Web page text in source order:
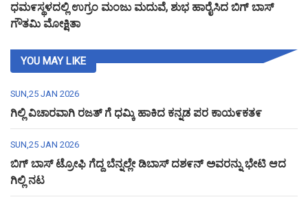
ಧಮ೯ಸ್ಥಳದಲ್ಲಿ ಉಗ್ರಂ ಮಂಜು ಮದುವೆ, ಶುಭ ಹಾರೈಸಿದ ಬಿಗ್ ಬಾಸ್
ಗೌತಮಿ ಮೋಕ್ಷಿತಾ
YOU MAY LIKE
SUN,25 JAN 2026
ಗಿಲ್ಲಿ ವಿಚಾರವಾಗಿ ರಜತ್ ಗೆ ಧಮ್ಕಿ ಹಾಕಿದ ಕನ್ನಡ ಪರ ಕಾಯ೯ಕತ೯
SUN,25 JAN 2026
ಬಿಗ್ ಬಾಸ್ ಟ್ರೋಫಿ ಗೆದ್ದ ಬೆನ್ನಲ್ಲೇ ಡಿಬಾಸ್ ದಶ೯ನ್ ಅವರನ್ನು ಭೇಟಿ ಆದ
ಗಿಲ್ಲಿ ನಟ